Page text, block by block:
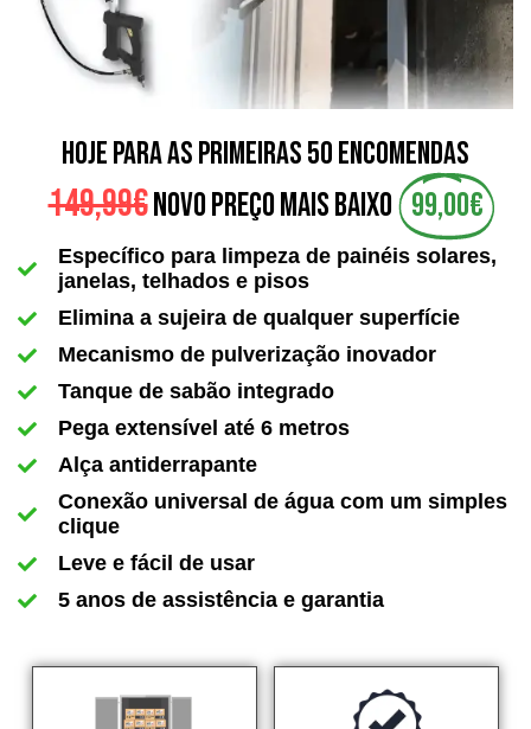
hoje para as primeiras 50 encomendas
149,99€NOVO PREÇO MAIS BAIXO99,00€
Específico para limpeza de painéis solares,
janelas, telhados e pisos
Elimina a sujeira de qualquer superfície
Mecanismo de pulverização inovador
Tanque de sabão integrado
Pega extensível até 6 metros
Alça antiderrapante
Conexão universal de água com um simples
clique
Leve e fácil de usar
5 anos de assistência e garantia